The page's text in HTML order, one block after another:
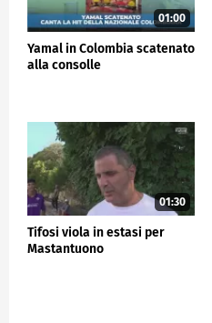
01:00
Yamal in Colombia scatenato
alla consolle
01:30
Tifosi viola in estasi per
Mastantuono